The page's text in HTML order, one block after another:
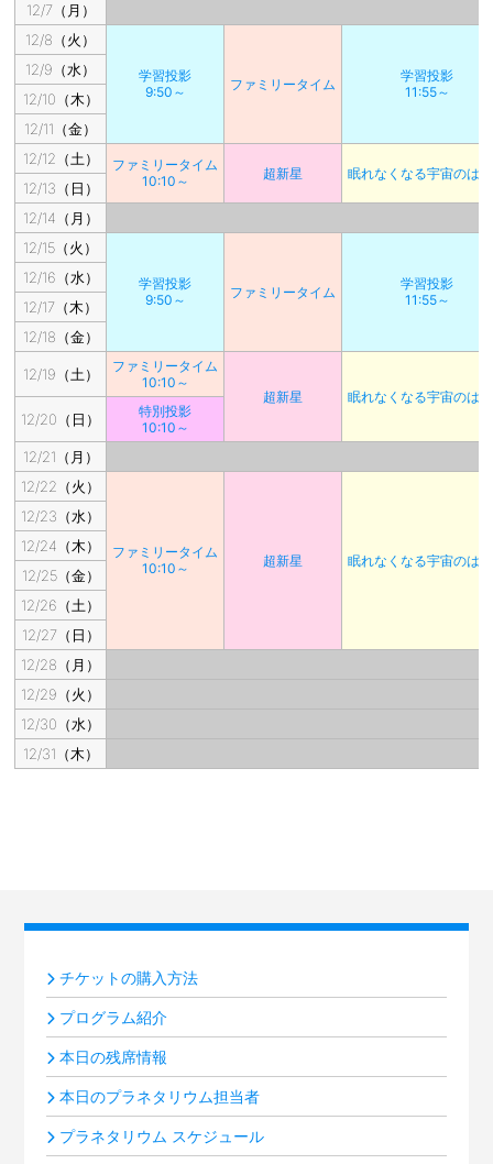
12/7（月）
12/8（火）
学習投影
9:50～
ファミリータイム
学習投影
11:55～
12/9（水）
12/10（木）
12/11（金）
12/12（土）
ファミリータイム
10:10～
超新星 眠れなくなる宇宙のは
12/13（日）
12/14（月）
12/15（火）
学習投影
9:50～
ファミリータイム
学習投影
11:55～
12/16（水）
12/17（木）
12/18（金）
12/19（土）
ファミリータイム
10:10～
超新星
眠れなくなる宇宙のは
12/20（日）
特別投影
10:10～
12/21（月）
12/22（火）
ファミリータイム
10:10～
超新星 眠れなくなる宇宙のは
12/23（水）
12/24（木）
12/25（金）
12/26（土）
12/27（日）
12/28（月）
12/29（火）
12/30（水）
12/31（木）
チケットの購入方法
プログラム紹介
本日の残席情報
本日のプラネタリウム担当者
プラネタリウム スケジュール